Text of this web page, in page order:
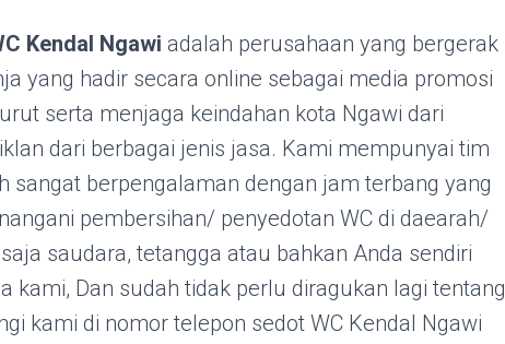
Kendal Ngawi adalah perusahaan yang bergerak
yang hadir secara online sebagai media promosi
serta menjaga keindahan kota Ngawi dari
dari berbagai jenis jasa. Kami mempunyai tim
sangat berpengalaman dengan jam terbang yang
pembersihan/ penyedotan WC di daearah/
saudara, tetangga atau bahkan Anda sendiri
kami, Dan sudah tidak perlu diragukan lagi tentang
kami di nomor telepon sedot WC Kendal Ngawi